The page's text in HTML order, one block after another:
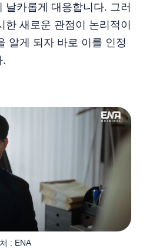
날카롭게 대응합니다. 그러
한 새로운 관점이 논리적이
알게 되자 바로 이를 인정
.
: ENA